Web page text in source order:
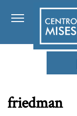
friedman